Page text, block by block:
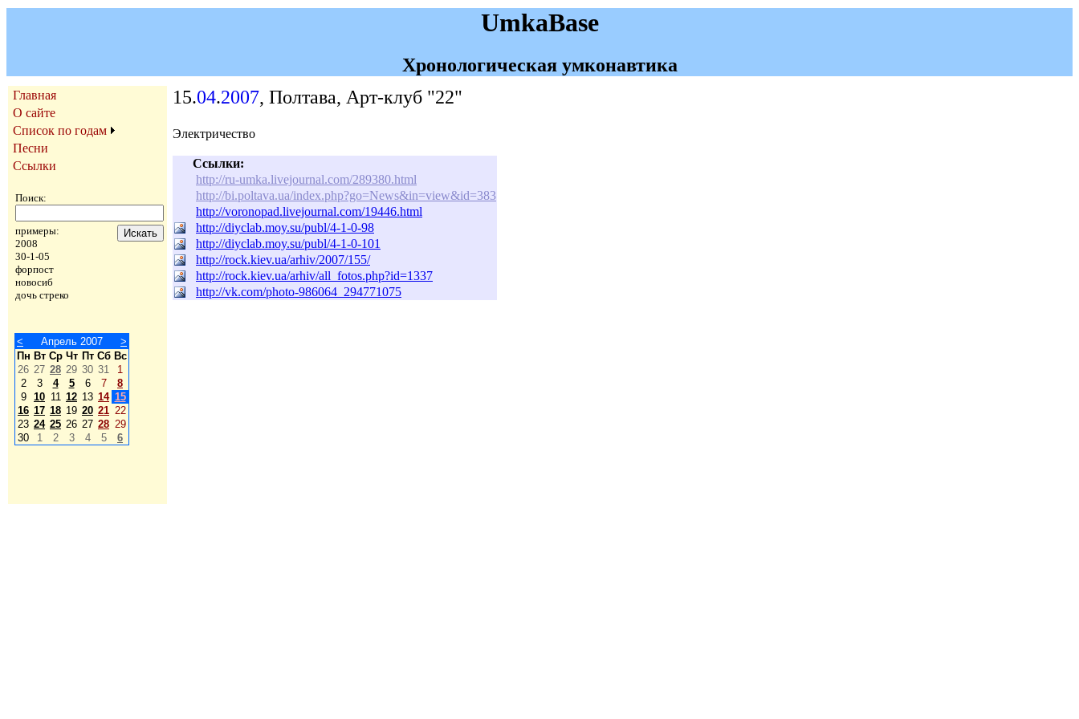
UmkaBase
Хронологическая умконавтика
Главная
О сайте
Список по годам
Песни
Ссылки
Поиск:
примеры:
2008
30-1-05
форпост
новосиб
дочь стреко
< Апрель 2007
>
Пн Вт Ср Чт Пт Сб Вс
26 27 28 29 30 31
1
2
3 4 5 6 7
8
9
10 11 12 13 14 15
16 17 18 19 20 21 22
23 24 25 26 27 28 29
30
1 2 3 4 5 6
15.04.2007, Полтава, Арт-клуб "22"
Электричество
Ссылки:
http://ru-umka.livejournal.com/289380.html
http://bi.poltava.ua/index.php?go=News&in=view&id=383
http://voronopad.livejournal.com/19446.html
http://diyclab.moy.su/publ/4-1-0-98
http://diyclab.moy.su/publ/4-1-0-101
http://rock.kiev.ua/arhiv/2007/155/
http://rock.kiev.ua/arhiv/all_fotos.php?id=1337
http://vk.com/photo-986064_294771075